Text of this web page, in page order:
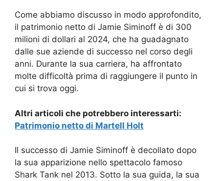
Come abbiamo discusso in modo approfondito,
il patrimonio netto di Jamie Siminoff è di 300
milioni di dollari al 2024, che ha guadagnato
dalle sue aziende di successo nel corso degli
anni. Durante la sua carriera, ha affrontato
molte difficoltà prima di raggiungere il punto in
cui si trova oggi.
Altri articoli che potrebbero interessarti:
Patrimonio netto di Martell Holt
Il successo di Jamie Siminoff è decollato dopo
la sua apparizione nello spettacolo famoso
Shark Tank nel 2013. Sotto la sua guida, la sua